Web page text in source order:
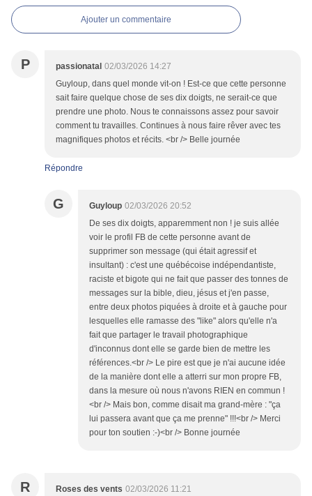
Ajouter un commentaire
P passionatal 02/03/2026 14:27
Guyloup, dans quel monde vit-on ! Est-ce que cette personne
sait faire quelque chose de ses dix doigts, ne serait-ce que
prendre une photo. Nous te connaissons assez pour savoir
comment tu travailles. Continues à nous faire rêver avec tes
magnifiques photos et récits. <br /> Belle journée
Répondre
G Guyloup 02/03/2026 20:52
De ses dix doigts, apparemment non ! je suis allée
voir le profil FB de cette personne avant de
supprimer son message (qui était agressif et
insultant) : c'est une québécoise indépendantiste,
raciste et bigote qui ne fait que passer des tonnes de
messages sur la bible, dieu, jésus et j'en passe,
entre deux photos piquées à droite et à gauche pour
lesquelles elle ramasse des "like" alors qu'elle n'a
fait que partager le travail photographique
d'inconnus dont elle se garde bien de mettre les
références.<br /> Le pire est que je n'ai aucune idée
de la manière dont elle a atterri sur mon propre FB,
dans la mesure où nous n'avons RIEN en commun !
<br /> Mais bon, comme disait ma grand-mère : "ça
lui passera avant que ça me prenne" !!!<br /> Merci
pour ton soutien :-)<br /> Bonne journée
R Roses des vents 02/03/2026 11:21